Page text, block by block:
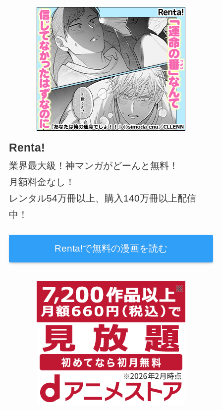
Renta!
業界最大級！神マンガがどーんと無料！
月額料金なし！
レンタル54万冊以上、購入140万冊以上配信
中！
Renta!で無料の漫画を読む